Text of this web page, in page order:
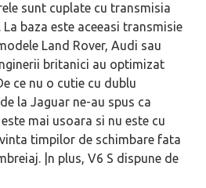
sunt cuplate cu transmisia
baza este aceeasi transmisie
Land Rover, Audi sau
britanici au optimizat
ce nu o cutie cu dublu
la Jaguar ne-au spus ca
mai usoara si nu este cu
timpilor de schimbare fata
|n plus, V6 S dispune de